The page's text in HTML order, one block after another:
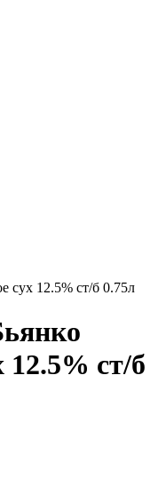
12.5% ст/б 0.75л
12.5% ст/б